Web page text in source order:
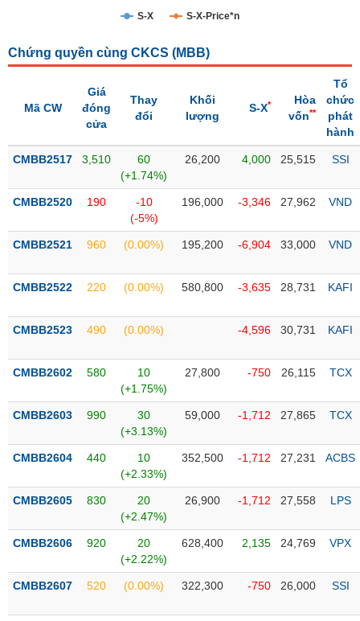
thái
cổ
Quy
thị
trường
yết
yết
Niêm
bổ
sung
Hủy
niêm
Theo
đặc
Không
ký
quỹ
Danh
mục
S-X S-X-Price*n
Chứng quyền cùng CKCS (MBB)
Mã CW
Giá
đóng
cửa
Thay
đổi
Khối
lượng
S-X*
Hòa
vốn**
Tổ
chức
phát
hành
CMBB2517 3,510
60
(+1.74%)
26,200 4,000 25,515 SSI
CMBB2520 190
-10
(-5%)
196,000 -3,346 27,962 VND
CMBB2521 960 (0.00%) 195,200 -6,904 33,000 VND
CMBB2522 220 (0.00%) 580,800 -3,635 28,731 KAFI
CMBB2523 490 (0.00%) -4,596 30,731 KAFI
CMBB2602 580
10
(+1.75%)
27,800 -750 26,115 TCX
CMBB2603 990
30
(+3.13%)
59,000 -1,712 27,865 TCX
CMBB2604 440
10
(+2.33%)
352,500 -1,712 27,231 ACBS
CMBB2605 830
20
(+2.47%)
26,900 -1,712 27,558 LPS
CMBB2606 920
20
(+2.22%)
628,400 2,135 24,769 VPX
CMBB2607 520 (0.00%) 322,300 -750 26,000 SSI
NGÀNH
CỔ
PHÁI
SINH
PHIẾU
ĐẦU
XUẤT
LIỆU